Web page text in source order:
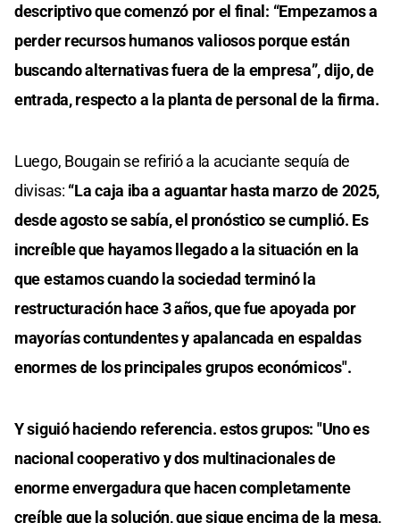
descriptivo que comenzó por el final: “Empezamos a
perder recursos humanos valiosos porque están
buscando alternativas fuera de la empresa”, dijo, de
entrada, respecto a la planta de personal de la firma.
Luego, Bougain se refirió a la acuciante sequía de
divisas: “La caja iba a aguantar hasta marzo de 2025,
desde agosto se sabía, el pronóstico se cumplió. Es
increíble que hayamos llegado a la situación en la
que estamos cuando la sociedad terminó la
restructuración hace 3 años, que fue apoyada por
mayorías contundentes y apalancada en espaldas
enormes de los principales grupos económicos".
Y siguió haciendo referencia. estos grupos: "Uno es
nacional cooperativo y dos multinacionales de
enorme envergadura que hacen completamente
creíble que la solución, que sigue encima de la mesa,